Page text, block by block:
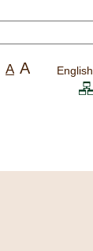
A A English